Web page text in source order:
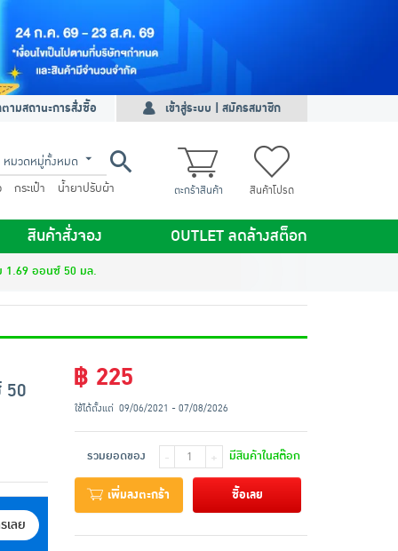
ามสถานะการสั่งซื้อ เข้าสู่ระบบ | สมัครสมาชิก
หมวดหมู่ทั้งหมด
กระเป๋า
น้ำยาปรับผ้า
ตะกร้าสินค้า สินค้าโปรด
สินค้าสั่งจอง OUTLET ลดล้างสต็อก
1.69 ออนซ์ 50 มล.
50
เลย
฿ 225
ใช้ได้ตั้งแต่ 09/06/2021 - 07/08/2026
รวมยอดของ - + มีสินค้าในสต๊อก
เพิ่มลงตะกร้า ซื้อเลย